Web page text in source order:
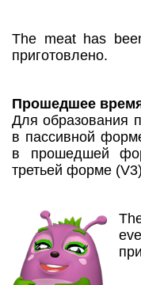
The meat has
приготовлено.
Прошедшее
Для образования
в пассивной
в прошедшей
третьей форме